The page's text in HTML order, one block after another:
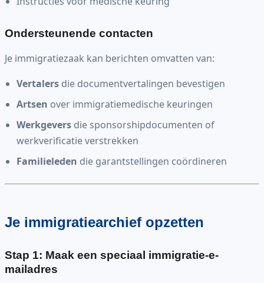
Ondersteunende contacten
Je immigratiezaak kan berichten omvatten van:
Vertalers die documentvertalingen bevestigen
Artsen over immigratiemedische keuringen
Werkgevers die sponsorshipdocumenten of
werkverificatie verstrekken
Familieleden die garantstellingen coördineren
Je immigratiearchief opzetten
Stap 1: Maak een speciaal immigratie-e-
mailadres